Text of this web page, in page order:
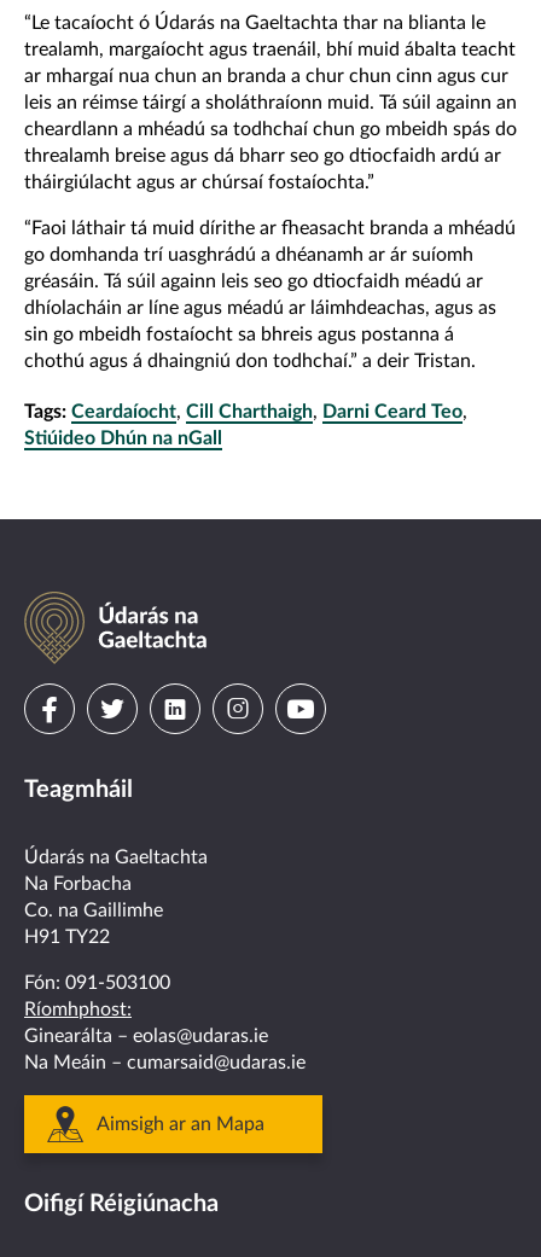
“Le tacaíocht ó Údarás na Gaeltachta thar na blianta le
trealamh, margaíocht agus traenáil, bhí muid ábalta teacht
ar mhargaí nua chun an branda a chur chun cinn agus cur
leis an réimse táirgí a sholáthraíonn muid. Tá súil againn an
cheardlann a mhéadú sa todhchaí chun go mbeidh spás do
threalamh breise agus dá bharr seo go dtiocfaidh ardú ar
tháirgiúlacht agus ar chúrsaí fostaíochta.”
“Faoi láthair tá muid dírithe ar fheasacht branda a mhéadú
go domhanda trí uasghrádú a dhéanamh ar ár suíomh
gréasáin. Tá súil againn leis seo go dtiocfaidh méadú ar
dhíolacháin ar líne agus méadú ar láimhdeachas, agus as
sin go mbeidh fostaíocht sa bhreis agus postanna á
chothú agus á dhaingniú don todhchaí.” a deir Tristan.
Tags: Ceardaíocht, Cill Charthaigh, Darni Ceard Teo,
Stiúideo Dhún na nGall
Údarás
na
Gaeltachta
Visit
on
facebook
Visit
on
twitter
Visit
linkedin
VisitVisit
Teagmháil
Údarás na Gaeltachta
Na Forbacha
Co. na Gaillimhe
H91 TY22
Fón: 091-503100
Ríomhphost:
Ginearálta – eolas@udaras.ie
Na Meáin – cumarsaid@udaras.ie
Aimsigh ar an Mapa
Oifigí Réigiúnacha